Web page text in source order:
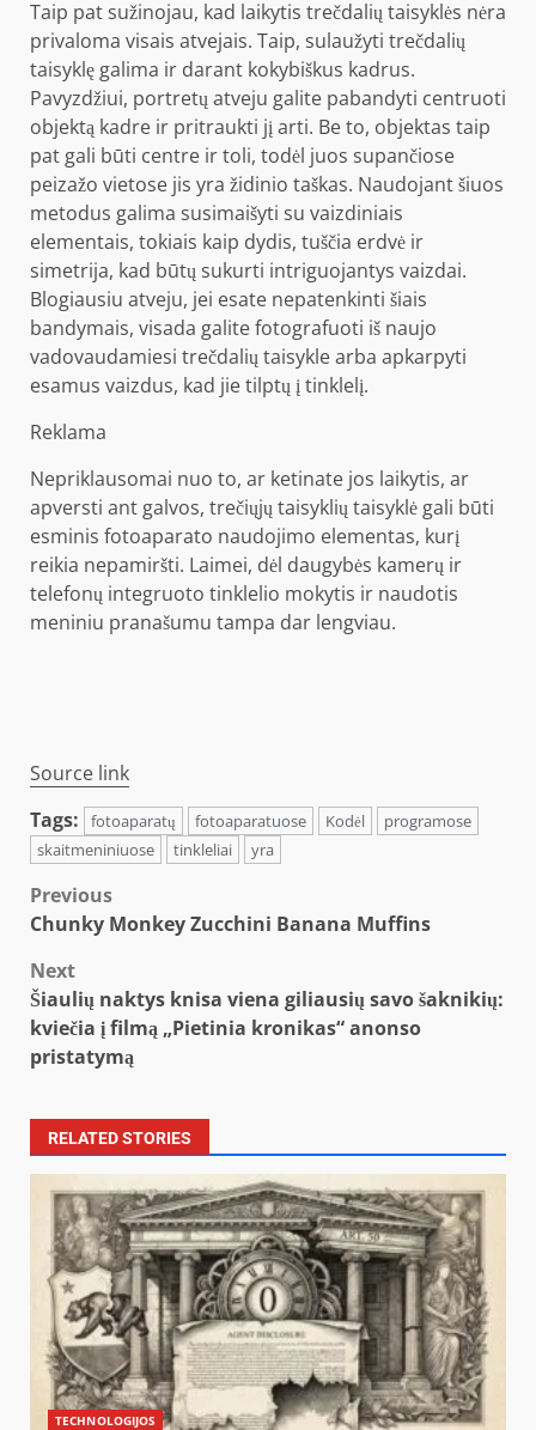
Taip pat sužinojau, kad laikytis trečdalių taisyklės nėra
privaloma visais atvejais. Taip, sulaužyti trečdalių
taisyklę galima ir darant kokybiškus kadrus.
Pavyzdžiui, portretų atveju galite pabandyti centruoti
objektą kadre ir pritraukti jį arti. Be to, objektas taip
pat gali būti centre ir toli, todėl juos supančiose
peizažo vietose jis yra židinio taškas. Naudojant šiuos
metodus galima susimaišyti su vaizdiniais
elementais, tokiais kaip dydis, tuščia erdvė ir
simetrija, kad būtų sukurti intriguojantys vaizdai.
Blogiausiu atveju, jei esate nepatenkinti šiais
bandymais, visada galite fotografuoti iš naujo
vadovaudamiesi trečdalių taisykle arba apkarpyti
esamus vaizdus, ​​kad jie tilptų į tinklelį.
Reklama
Nepriklausomai nuo to, ar ketinate jos laikytis, ar
apversti ant galvos, trečiųjų taisyklių taisyklė gali būti
esminis fotoaparato naudojimo elementas, kurį
reikia nepamiršti. Laimei, dėl daugybės kamerų ir
telefonų integruoto tinklelio mokytis ir naudotis
meniniu pranašumu tampa dar lengviau.
Source link
Tags:
fotoaparatų fotoaparatuose Kodėl
programose
skaitmeniniuose
tinkleliai yra
Post
navigation
Previous
Chunky Monkey Zucchini Banana Muffins
Next
Šiaulių naktys knisa viena giliausių savo šaknikių:
kviečia į filmą „Pietinia kronikas“ anonso
pristatymą
RELATED STORIES
TECHNOLOGIJOS